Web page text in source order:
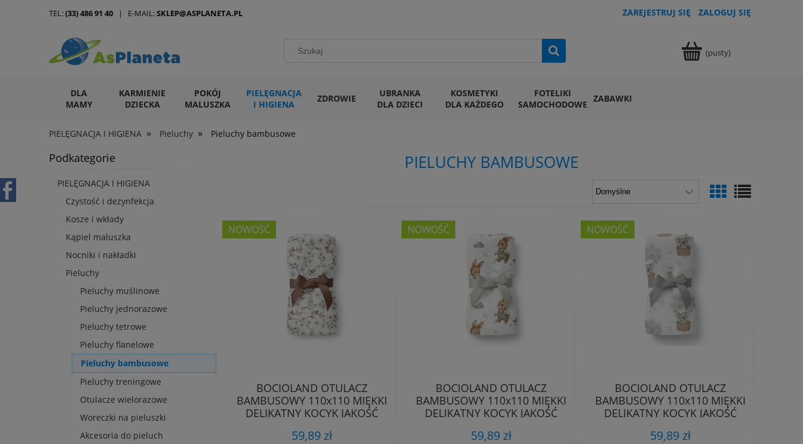
ZAREJESTRUJ SIĘ ZALOGUJ SIĘ
(pusty)
DLA
MAMY
KARMIENIE
DZIECKA
POKÓJ
MALUSZKA
PIELĘGNACJA
I HIGIENA
ZDROWIE
UBRANKA
DLA DZIECI
KOSMETYKI
DLA KAŻDEGO
FOTELIKI
SAMOCHODOWE ZABAWKI
ARTYKUŁY DLA ZWIERZĄT
PIELĘGNACJA I HIGIENA » Pieluchy » Pieluchy bambusowe
TEL:(33) 486 91 40 | E-MAIL:SKLEP@ASPLANETA.PL
Podkategorie
PIELĘGNACJA I HIGIENA
Czystość i dezynfekcja
Kosze i wkłady
Kąpiel maluszka
Nocniki i nakładki
Pieluchy
Pieluchy muślinowe
Pieluchy jednorazowe
Pieluchy tetrowe
Pieluchy flanelowe
Pieluchy bambusowe
Pieluchy treningowe
Otulacze wielorazowe
Woreczki na pieluszki
Akcesoria do pieluch
PIELUCHY BAMBUSOWE
BOCIOLAND OTULACZ
BAMBUSOWY 110x110 MIĘKKI
DELIKATNY KOCYK JAKOŚĆ
59,89 zł
NOWOŚĆ
BOCIOLAND OTULACZ
BAMBUSOWY 110x110 MIĘKKI
DELIKATNY KOCYK JAKOŚĆ
59,89 zł
NOWOŚĆ
BOCIOLAND OTULACZ
BAMBUSOWY 110x110 MIĘKKI
DELIKATNY KOCYK JAKOŚĆ
59,89 zł
NOWOŚĆ